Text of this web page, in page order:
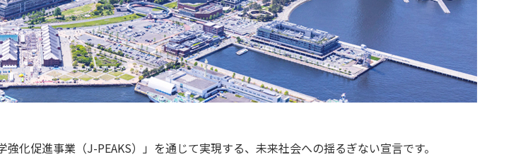
化促進事業（J-PEAKS）」を通じて実現する、未来社会への揺るぎない宣言です。